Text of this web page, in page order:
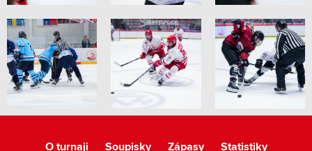
O turnaji Soupisky Zápasy Statistiky